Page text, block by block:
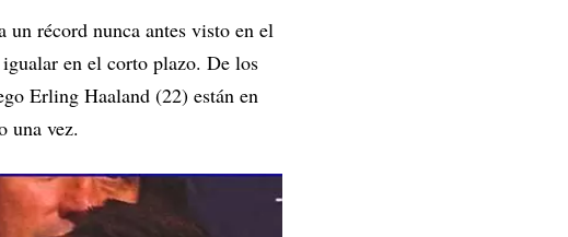
un récord nunca antes visto en el
en el corto plazo. De los
Erling Haaland (22) están en
una vez.